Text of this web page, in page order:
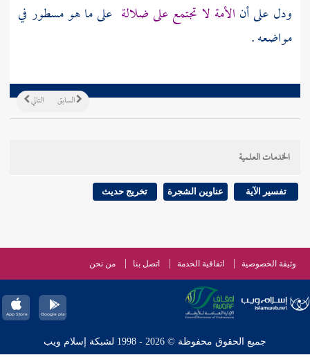
ودل على أن الأمة لا تجتمع على ضلالة على ما هو مسطور في
مواضعه .
التالي السابق
الخدمات العلمية
تفسير الآية عناوين الشجرة تخريج حديث
وثيقة الخصوصية اتفاقية الخدمة اتصل بنا من نحن
جميع الحقوق محفوظة © 2026 - 1998 لشبكة إسلام ويب